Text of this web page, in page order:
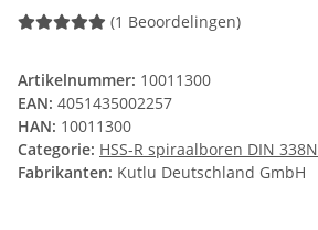
(1 Beoordelingen)
Artikelnummer: 10011300
EAN: 4051435002257
HAN: 10011300
Categorie: HSS-R spiraalboren DIN 338N
Fabrikanten: Kutlu Deutschland GmbH